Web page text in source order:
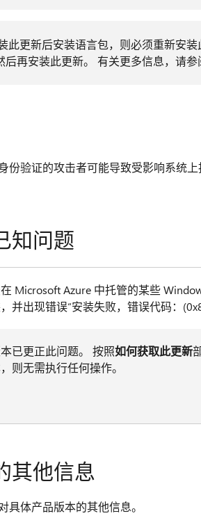
此更新后安装语言包，则必须重新安
后再安装此更新。 有关更多信息，请参
份验证的攻击者可能导致受影响系统
知问题
Microsoft Azure 中托管的某些
并出现错误“安装失败，错误代码：
已更正此问题。 按照如何获取此更新
则无需执行任何操作。
其他信息
具体产品版本的其他信息。